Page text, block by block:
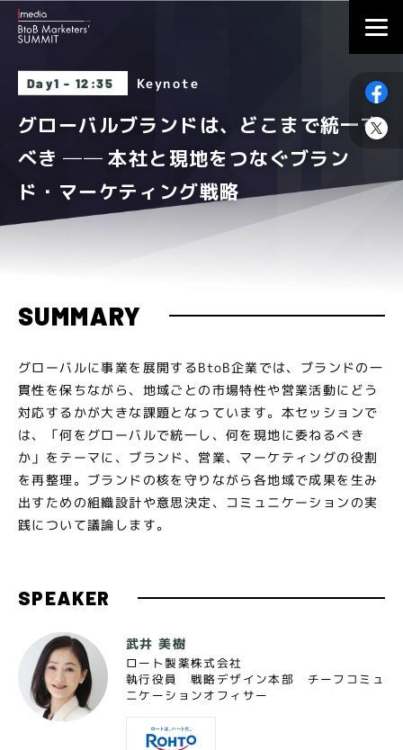
Day1 - 12:35 Keynote
グローバルブランドは、どこまで統一す
べき ── 本社と現地をつなぐブラン
ド・マーケティング戦略
SUMMARY
グローバルに事業を展開するBtoB企業では、ブランドの一
貫性を保ちながら、地域ごとの市場特性や営業活動にどう
対応するかが大きな課題となっています。本セッションで
は、「何をグローバルで統一し、何を現地に委ねるべき
か」をテーマに、ブランド、営業、マーケティングの役割
を再整理。ブランドの核を守りながら各地域で成果を生み
出すための組織設計や意思決定、コミュニケーションの実
践について議論します。
SPEAKER
武井 美樹
ロート製薬株式会社
執行役員 戦略デザイン本部 チーフコミュ
ニケーションオフィサー